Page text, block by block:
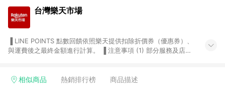
台灣樂天市場
與運費後之最終金額進行計算。 ▐ 注意事項 (1) 部分服務及店家
Smart mobile、神腦生活、JS巨盛、樂天KOBO電子書，請詳閱
相似商品 熱銷排行榜 商品描述